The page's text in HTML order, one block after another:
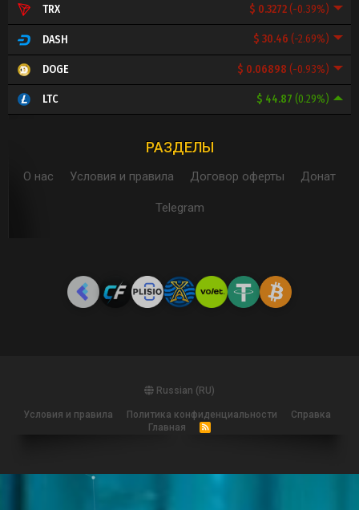
$ 0.3272(-0.39%)
TRX
$ 30.46 (-2.69%)
DASH
$ 0.06898 (-0.93%)
DOGE
$ 44.87 (0.29%)
LTC
РАЗДЕЛЫ
О нас Условия и правила Договор оферты Донат
Telegram
Russian (RU)
Условия и правила Политика конфиденциальности
Справка
Главная
R